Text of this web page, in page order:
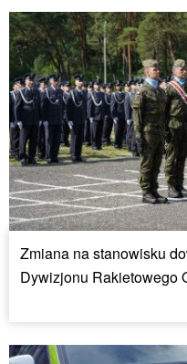
Zmiana na stanowisku
Dywizjonu Rakietowego